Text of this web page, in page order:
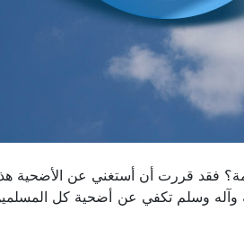
فقد قررت أن أستغني عن الأضحية
وسلم تكفي عن أضحية كل